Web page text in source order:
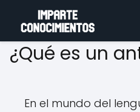
¿Qué es un
En el mundo del